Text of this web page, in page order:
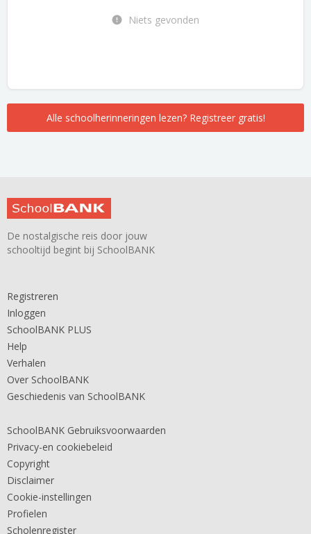
Niets gevonden
Alle schoolherinneringen lezen? Registreer gratis!
De nostalgische reis door jouw
schooltijd begint bij SchoolBANK
Registreren
Inloggen
SchoolBANK PLUS
Help
Verhalen
Over SchoolBANK
Geschiedenis van SchoolBANK
SchoolBANK Gebruiksvoorwaarden
Privacy-en cookiebeleid
Copyright
Disclaimer
Cookie-instellingen
Profielen
Scholenregister